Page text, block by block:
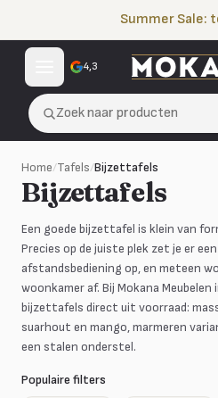
Summer Sale:
4,3
Zoek naar producten
Home/Tafels/Bijzettafels
Bijzettafels
Een goede bijzettafel is klein van
Precies op de juiste plek zet je er
afstandsbediening op, en meteen
woonkamer af. Bij Mokana
bijzettafels direct uit voorraad:
suarhout en mango, marmeren
een stalen onderstel.
Populaire filters